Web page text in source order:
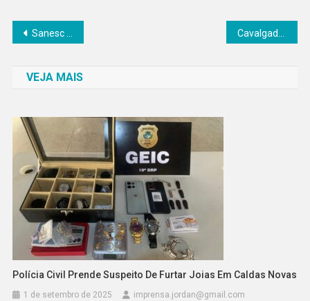
Navegação
Post
Sanesc opera com capacidade máxima de captação de água em Senador Canedo
VEJA MAIS
Polícia Civil Prende Suspeito De Furtar Joias Em Caldas Novas
1 de setembro de 2025 imprensa.jordan@gmail.com